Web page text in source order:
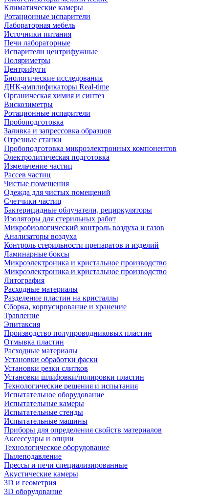
Климатические камеры
Ротационные испарители
Лабораторная мебель
Источники питания
Печи лабораторные
Испарители центрифужные
Поляриметры
Центрифуги
Биологические исследования
ДНК-амплификаторы Real-time
Органическая химия и синтез
Вискозиметры
Ротационные испарители
Пробоподготовка
Заливка и запрессовка образцов
Отрезные станки
Пробоподготовка микроэлектронных компонентов
Электролитическая подготовка
Измельчение частиц
Рассев частиц
Чистые помещения
Одежда для чистых помещений
Счетчики частиц
Бактерицидные облучатели, рециркуляторы
Изоляторы для стерильных работ
Микробиологический контроль воздуха и газов
Анализаторы воздуха
Контроль стерильности препаратов и изделий
Ламинарные боксы
Микроэлектроника и кристальное производство
Микроэлектроника и кристальное производство
Литография
Расходные материалы
Разделение пластин на кристаллы
Сборка, корпусирование и хранение
Травление
Эпитаксия
Производство полупроводниковых пластин
Отмывка пластин
Расходные материалы
Установки обработки фаски
Установки резки слитков
Установки шлифовки/полировки пластин
Технологические решения и испытания
Испытательное оборудование
Испытательные камеры
Испытательные стенды
Испытательные машины
Приборы для определения свойств материалов
Аксессуары и опции
Технологическое оборудование
Пылеподавление
Прессы и печи специализированные
Акустические камеры
3D и геометрия
3D оборудование